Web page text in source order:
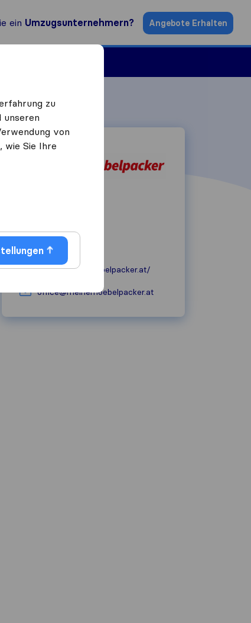
ein Umzugsunternehmern? Angebote Erhalten
6601515550
www.meinemoebelpacker.at/
office@meinemoebelpacker.at
zu
unseren
von
wie Sie Ihre